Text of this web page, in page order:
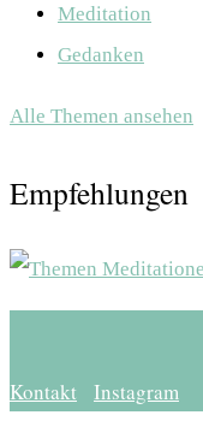
Meditation
Gedanken
Alle Themen ansehen
Empfehlungen
Kontakt Instagram